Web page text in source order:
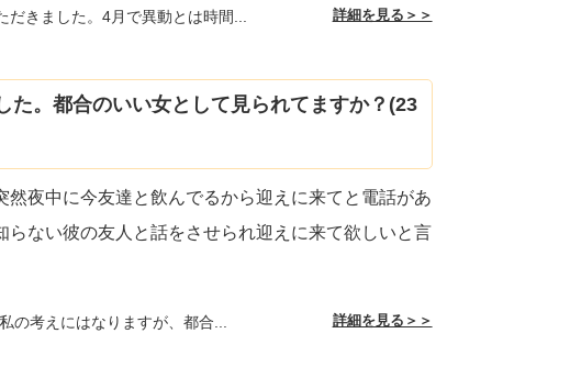
きました。4月で異動とは時間... 詳細を見る＞＞
。都合のいい女として見られてますか？(23
夜中に今友達と飲んでるから迎えに来てと電話があ
らない彼の友人と話をさせられ迎えに来て欲しいと言
の考えにはなりますが、都合... 詳細を見る＞＞